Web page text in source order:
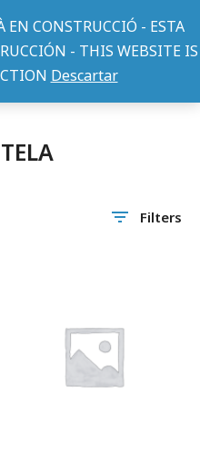
EN CONSTRUCCIÓ - ESTA
- THIS WEBSITE IS
Descartar
Filters